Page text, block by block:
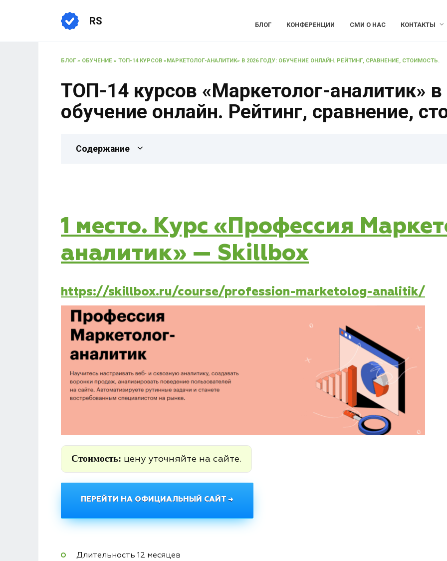
RS БЛОГ КОНФЕРЕНЦИИ СМИ О НАС КОНТАКТЫ
БЛОГ» ОБУЧЕНИЕ » ТОП-14 КУРСОВ «МАРКЕТОЛОГ-АНАЛИТИК» В 2026 ГОДУ: ОБУЧЕНИЕ ОНЛАЙН. РЕЙТИНГ, СРАВНЕНИЕ, СТОИМОСТЬ.
ТОП-14 курсов «Маркетолог-аналитик» в
обучение онлайн. Рейтинг, сравнение,
Содержание
1 место. Курс «Профессия
аналитик» — Skillbox
https://skillbox.ru/course/profession-marketolog-analitik/
Стоимость: цену уточняйте на сайте.
ПЕРЕЙТИ НА ОФИЦИАЛЬНЫЙ САЙТ →
Длительность 12 месяцев